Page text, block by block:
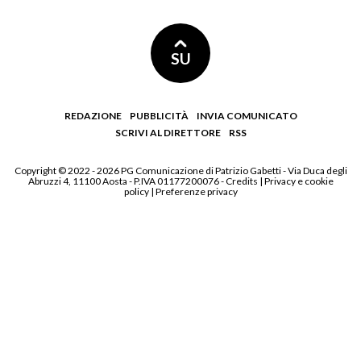
SU
REDAZIONE PUBBLICITÀ
INVIA COMUNICATO
SCRIVI AL DIRETTORE
RSS
Copyright © 2022 - 2026 PG Comunicazione di Patrizio Gabetti - Via Duca degli
Abruzzi 4, 11100 Aosta - P.IVA 01177200076 -Credits | Privacy e cookie
policy| Preferenze privacy